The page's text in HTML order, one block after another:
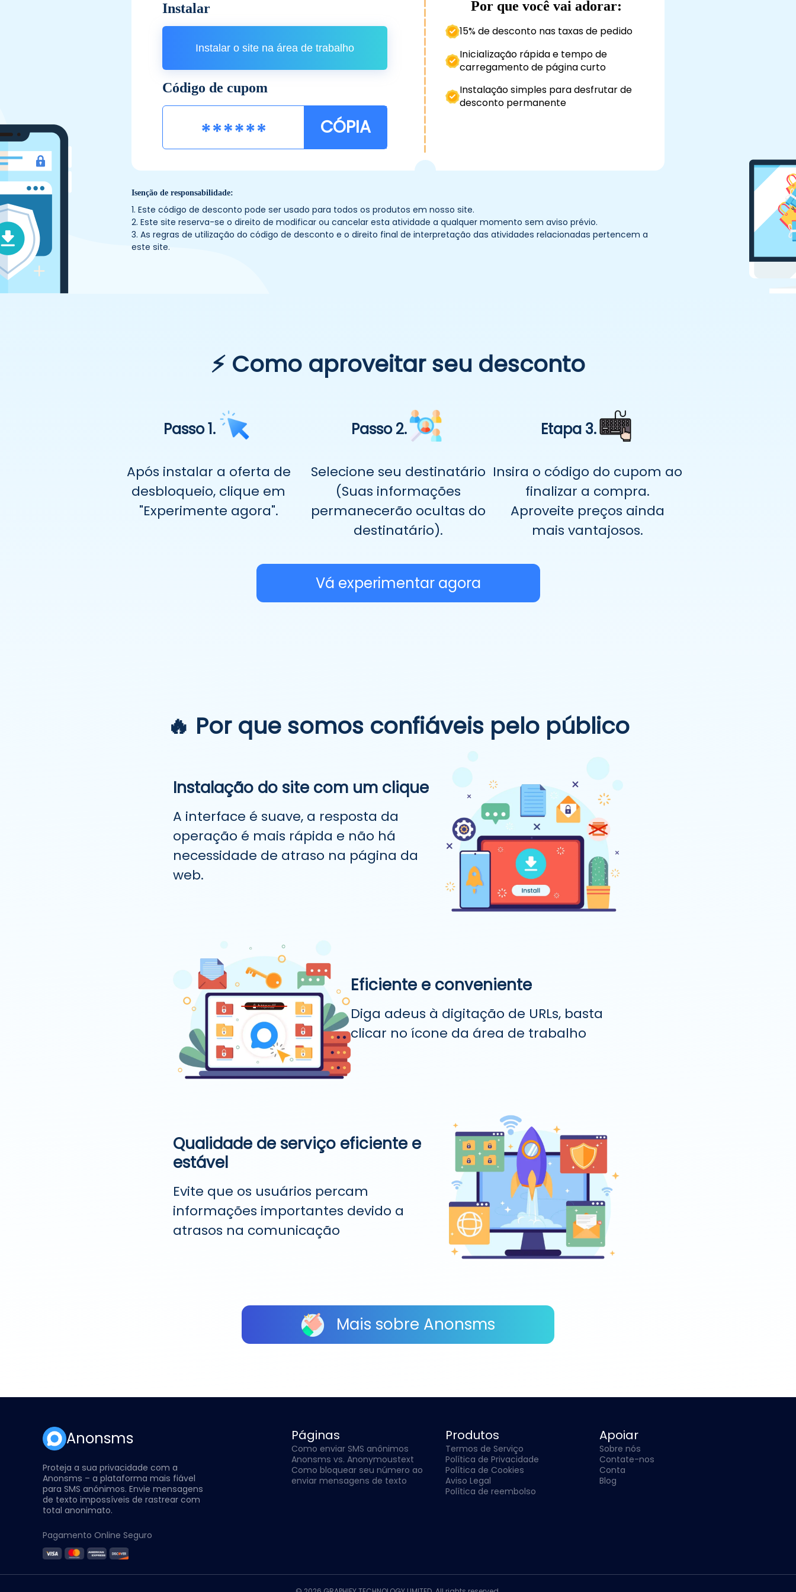
Instalar
Instalar o site na área de trabalho
Código de cupom
CÓPIA
Por que você vai adorar:
15% de desconto nas taxas de pedido
Inicialização rápida e tempo de
carregamento de página curto
Instalação simples para desfrutar de
desconto permanente
Isenção de responsabilidade:
1. Este código de desconto pode ser usado para todos os produtos em nosso site.
2. Este site reserva-se o direito de modificar ou cancelar esta atividade a qualquer momento sem aviso prévio.
3. As regras de utilização do código de desconto e o direito final de interpretação das atividades relacionadas pertencem a
este site.
⚡ Como aproveitar seu desconto
Passo 1.
Após instalar a oferta de
desbloqueio, clique em
"Experimente agora".
Passo 2.
Selecione seu destinatário
(Suas informações
permanecerão ocultas do
destinatário).
Etapa 3.
Insira o código do cupom ao
finalizar a compra.
Aproveite preços ainda
mais vantajosos.
Vá experimentar agora
🔥 Por que somos confiáveis pelo público
Instalação do site com um clique
A interface é suave, a resposta da
operação é mais rápida e não há
necessidade de atraso na página da
web.
Eficiente e conveniente
Diga adeus à digitação de URLs, basta
clicar no ícone da área de trabalho
Qualidade de serviço eficiente e
estável
Evite que os usuários percam
informações importantes devido a
atrasos na comunicação
Mais sobre Anonsms
Anonsms
Proteja a sua privacidade com a
Anonsms – a plataforma mais fiável
para SMS anónimos. Envie mensagens
de texto impossíveis de rastrear com
total anonimato.
Pagamento Online Seguro
Páginas
Como enviar SMS anônimos
Anonsms vs. Anonymoustext
Como bloquear seu número ao
enviar mensagens de texto
Produtos
Termos de Serviço
Política de Privacidade
Política de Cookies
Aviso Legal
Política de reembolso
Apoiar
Sobre nós
Contate-nos
Conta
Blog